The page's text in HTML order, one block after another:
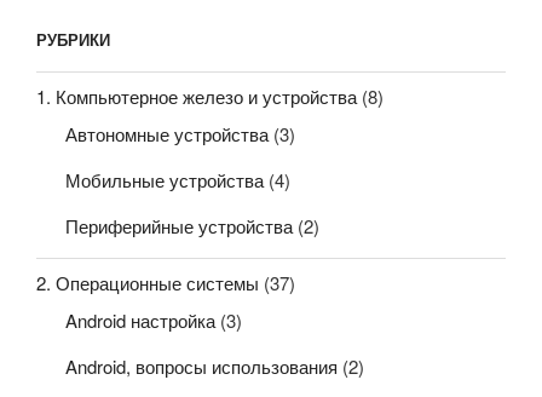
РУБРИКИ
1. Компьютерное железо и устройства (8)
Автономные устройства(3)
Мобильные устройства(4)
Периферийные устройства(2)
2. Операционные системы (37)
Android настройка(3)
Android, вопросы использования (2)